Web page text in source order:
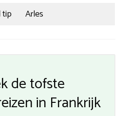
tip
Arles
de tofste
in Frankrijk